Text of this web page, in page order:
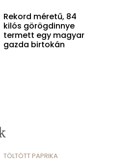
Rekord méretű, 84
kilós görögdinnye
termett egy magyar
gazda birtokán
TÖLTÖTT PAPRIKA